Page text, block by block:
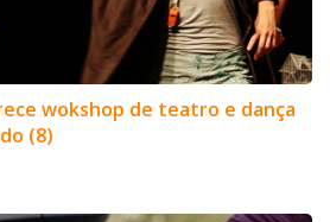
wokshop de teatro e dança
(8)